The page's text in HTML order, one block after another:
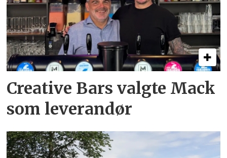
Creative Bars valgte Mack
som leverandør